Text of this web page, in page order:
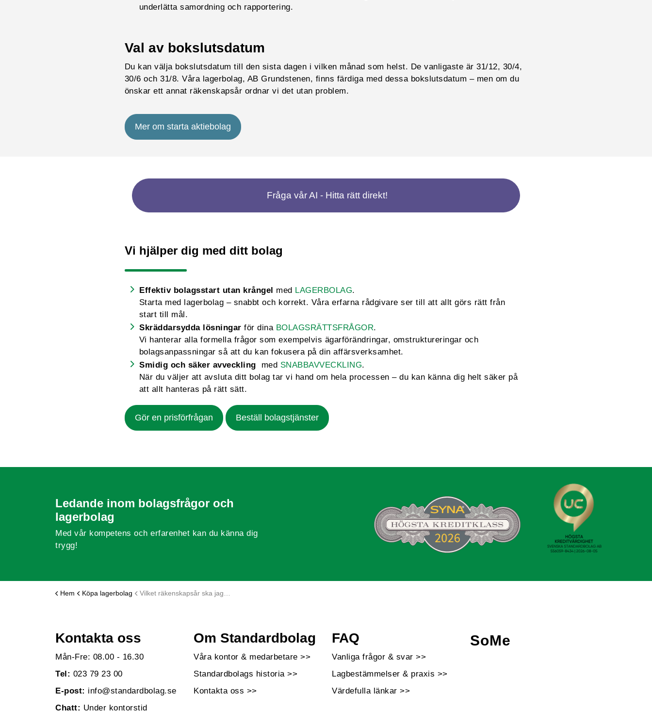
underlätta samordning och rapportering.
Val av bokslutsdatum
Du kan välja bokslutsdatum till den sista dagen i vilken månad som helst. De vanligaste är 31/12, 30/4,
30/6 och 31/8. Våra lagerbolag, AB Grundstenen, finns färdiga med dessa bokslutsdatum – men om du
önskar ett annat räkenskapsår ordnar vi det utan problem.
Mer om starta aktiebolag
Fråga vår AI - Hitta rätt direkt!
Vi hjälper dig med ditt bolag
Effektiv bolagsstart utan krångel med LAGERBOLAG.
Starta med lagerbolag – snabbt och korrekt. Våra erfarna rådgivare ser till att allt görs rätt från
start till mål.
Skräddarsydda lösningar för dina BOLAGSRÄTTSFRÅGOR.
Vi hanterar alla formella frågor som exempelvis ägarförändringar, omstruktureringar och
bolagsanpassningar så att du kan fokusera på din affärsverksamhet.
Smidig och säker avveckling med SNABBAVVECKLING.
När du väljer att avsluta ditt bolag tar vi hand om hela processen – du kan känna dig helt säker på
att allt hanteras på rätt sätt.
Gör en prisförfrågan Beställ bolagstjänster
Ledande inom bolagsfrågor och
lagerbolag
Med vår kompetens och erfarenhet kan du känna dig
trygg!
Hem Köpa lagerbolag Vilket räkenskapsår ska jag välja?
Kontakta oss
Mån-Fre: 08.00 - 16.30
Tel: 023 79 23 00
E-post: info@standardbolag.se
Chatt: Under kontorstid
Om Standardbolag
Våra kontor & medarbetare >>
Standardbolags historia >>
Kontakta oss >>
FAQ
Vanliga frågor & svar >>
Lagbestämmelser & praxis >>
Värdefulla länkar >>
SoMe